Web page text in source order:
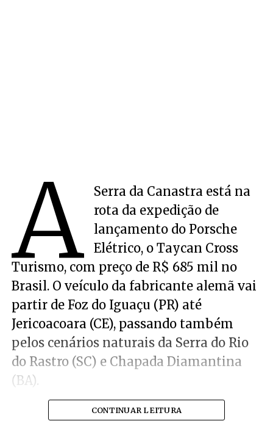
A
Serra da Canastra está na
rota da expedição de
lançamento do Porsche
Elétrico, o Taycan Cross
Turismo, com preço de R$ 685 mil no
Brasil. O veículo da fabricante alemã vai
partir de Foz do Iguaçu (PR) até
Jericoacoara (CE), passando também
pelos cenários naturais da Serra do Rio
do Rastro (SC) e Chapada Diamantina
(BA).
CONTINUAR LEITURA